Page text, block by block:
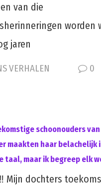
van die
worden
jaren
VERHALEN 0
schoonouders van
maakten haar belachelijk
taal, maar ik begreep elk
Mijn dochters